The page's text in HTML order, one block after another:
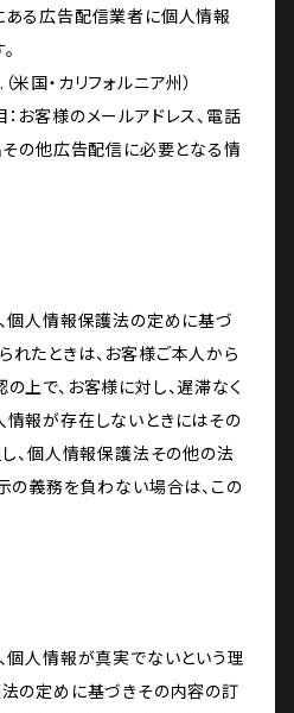
ある広告配信業者に個人情報
・カリフォルニア州）
お客様のメールアドレス、電話
その他広告配信に必要となる情
個人情報保護法の定めに基づ
れたときは、お客様ご本人から
上で、お客様に対し、遅滞なく
情報が存在しないときにはその
し、個人情報保護法その他の法
の義務を負わない場合は、この
個人情報が真実でないという理
法の定めに基づきその内容の訂